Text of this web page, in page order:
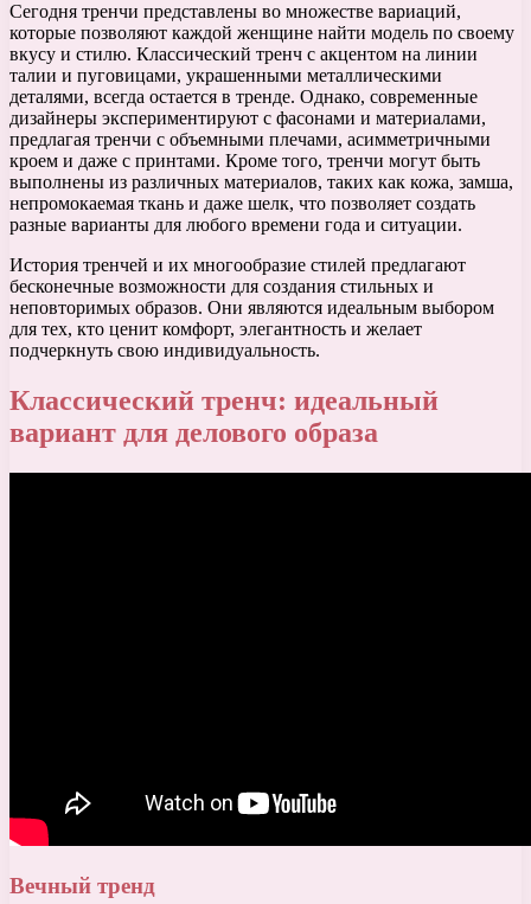
Сегодня тренчи представлены во множестве вариаций,
которые позволяют каждой женщине найти модель по своему
вкусу и стилю. Классический тренч с акцентом на линии
талии и пуговицами, украшенными металлическими
деталями, всегда остается в тренде. Однако, современные
дизайнеры экспериментируют с фасонами и материалами,
предлагая тренчи с объемными плечами, асимметричными
кроем и даже с принтами. Кроме того, тренчи могут быть
выполнены из различных материалов, таких как кожа, замша,
непромокаемая ткань и даже шелк, что позволяет создать
разные варианты для любого времени года и ситуации.
История тренчей и их многообразие стилей предлагают
бесконечные возможности для создания стильных и
неповторимых образов. Они являются идеальным выбором
для тех, кто ценит комфорт, элегантность и желает
подчеркнуть свою индивидуальность.
Классический тренч: идеальный
вариант для делового образа
Вечный тренд